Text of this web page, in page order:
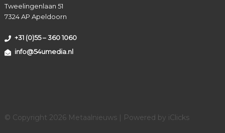
Tweelingenlaan 51
7324 AP Apeldoorn
+31 (0)55 – 360 1060
info@54umedia.nl
© Copyright 2026 Metaalnieuws | Powered by iClicks